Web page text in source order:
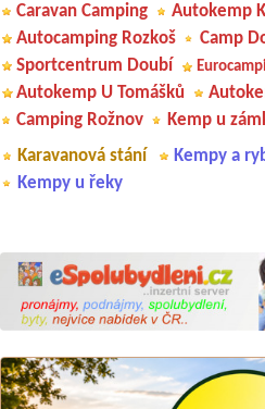
Caravan Camping
Autokemp
Autocamping Rozkoš
Camp
Sportcentrum Doubí
Autokemp U Tomášků
Camping Rožnov
Kemp u
Karavanová stání
Kempy a
Kempy u řeky